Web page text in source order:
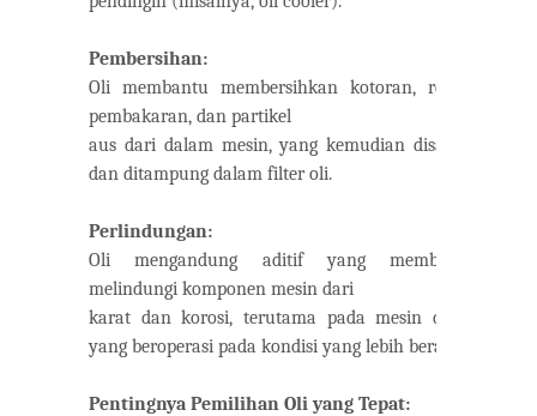
Pembersihan:
Oli membantu membersihkan kotoran, residu
pembakaran, dan partikel
aus dari dalam mesin, yang kemudian disaring
dan ditampung dalam filter oli.
Perlindungan:
Oli mengandung aditif yang membantu
melindungi komponen mesin dari
karat dan korosi, terutama pada mesin diesel
yang beroperasi pada kondisi yang lebih berat.
Pentingnya Pemilihan Oli yang Tepat: